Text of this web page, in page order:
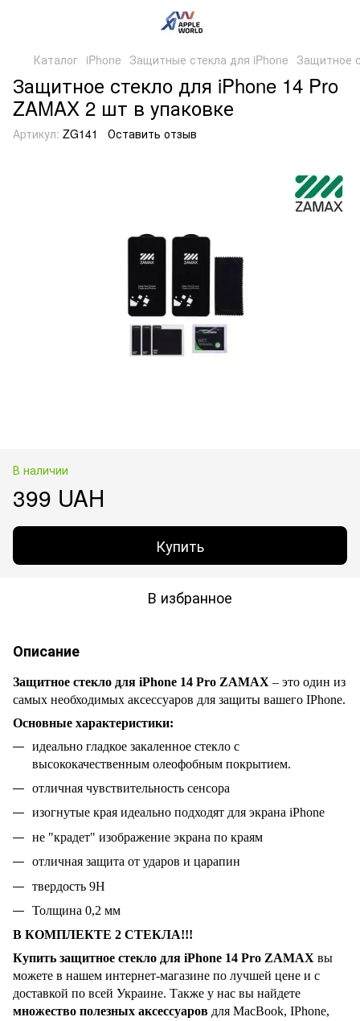
Каталог iPhone Защитные стекла для iPhone Защитное
Защитное стекло для iPhone 14 Pro
ZAMAX 2 шт в упаковке
Артикул: ZG141 Оставить отзыв
В наличии
399 UAH
Купить
В избранное
Описание
Защитное стекло для iPhone 14 Pro ZAMAX – это один из
самых необходимых аксессуаров для защиты вашего IPhone.
Основные характеристики:
идеально гладкое закаленное стекло с
высококачественным олеофобным покрытием.
отличная чувствительность сенсора
изогнутые края идеально подходят для экрана iPhone
не "крадет" изображение экрана по краям
отличная защита от ударов и царапин
твердость 9H
Толщина 0,2 мм
В КОМПЛЕКТЕ 2 СТЕКЛА!!!
Купить защитное стекло для iPhone 14 Pro ZAMAX вы
можете в нашем интернет-магазине по лучшей цене и с
доставкой по всей Украине. Также у нас вы найдете
множество полезных аксессуаров для MacBook, IPhone,